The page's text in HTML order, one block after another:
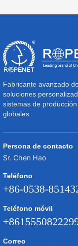
Fabricante avanzado
soluciones
sistemas de
globales.
Persona de contacto
Sr. Chen Hao
Teléfono
+86-0538-
Teléfono móvil
Correo